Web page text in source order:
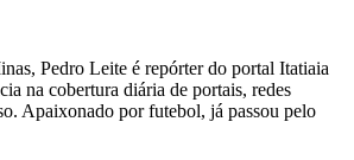
Pedro Leite é repórter do portal Itatiaia
na cobertura diária de portais, redes
Apaixonado por futebol, já passou pelo